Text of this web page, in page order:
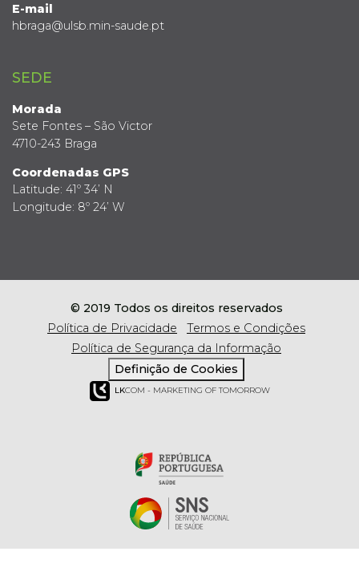
E-mail
hbraga@ulsb.min-saude.pt
SEDE
Morada
Sete Fontes – São Victor
4710-243 Braga
Coordenadas GPS
Latitude: 41º 34’ N
Longitude: 8º 24’ W
© 2019 Todos os direitos reservados
Política de Privacidade
Termos e Condições
Política de Segurança da Informação
Definição de Cookies
LKCOM - MARKETING OF TOMORROW